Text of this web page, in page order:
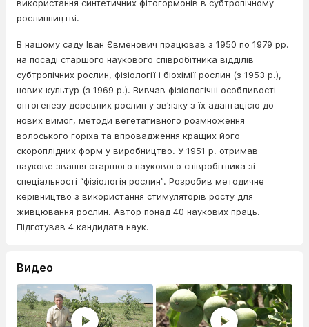
використання синтетичних фітогормонів в субтропічному
рослинництві.
В нашому саду Іван Євменович працював з 1950 по 1979 рр.
на посаді старшого наукового співробітника відділів
субтропічних рослин, фізіології і біохімії рослин (з 1953 р.),
нових культур (з 1969 р.). Вивчав фізіологічні особливості
онтогенезу деревних рослин у зв’язку з їх адаптацією до
нових вимог, методи вегетативного розмноження
волоського горіха та впровадження кращих його
скороплідних форм у виробництво. У 1951 р. отримав
наукове звання старшого наукового співробітника зі
спеціальності “фізіологія рослин”. Розробив методичне
керівництво з використання стимуляторів росту для
живцювання рослин. Автор понад 40 наукових праць.
Підготував 4 кандидата наук.
Видео